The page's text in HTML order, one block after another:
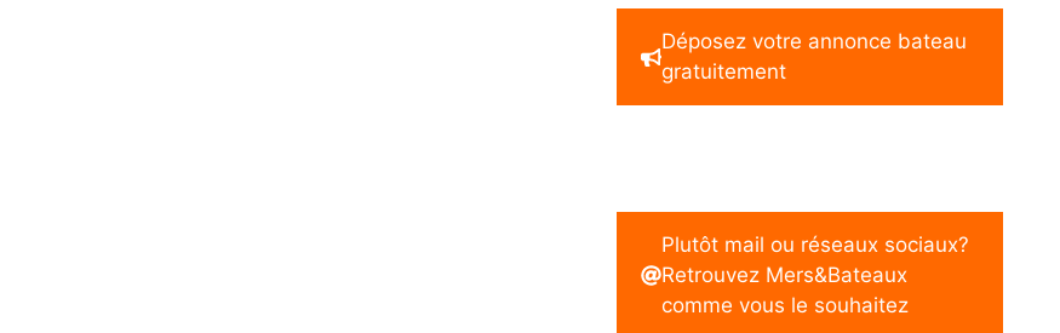
Déposez votre annonce bateau
gratuitement
Plutôt mail ou réseaux sociaux?
Retrouvez Mers&Bateaux
comme vous le souhaitez